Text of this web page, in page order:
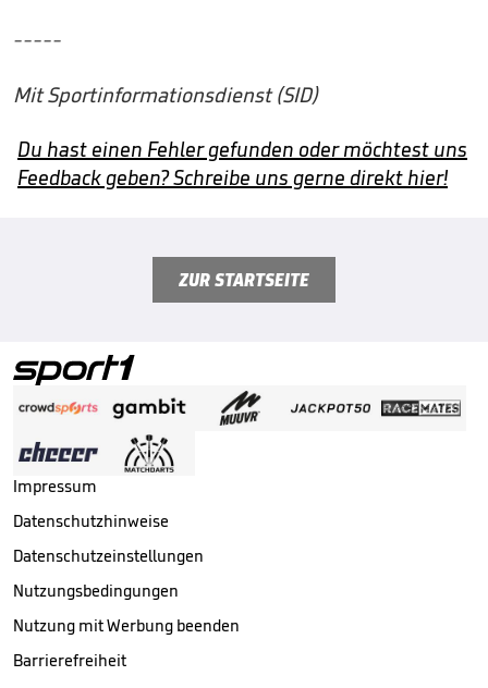
-----
Mit Sportinformationsdienst (SID)
Du hast einen Fehler gefunden oder möchtest uns
Feedback geben? Schreibe uns gerne direkt hier!
ZUR STARTSEITE
Impressum
Datenschutzhinweise
Datenschutzeinstellungen
Nutzungsbedingungen
Nutzung mit Werbung beenden
Barrierefreiheit